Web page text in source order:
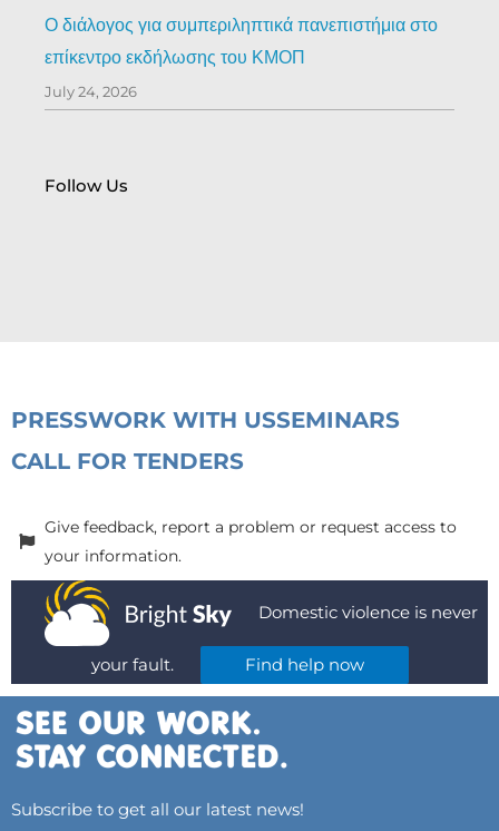
Ο διάλογος για συμπεριληπτικά πανεπιστήμια στο
επίκεντρο εκδήλωσης του ΚΜΟΠ
July 24, 2026
Follow Us
PRESSWORK WITH USSEMINARS
CALL FOR TENDERS
Give feedback, report a problem or request access to
your information.
Domestic violence is never
your fault. Find help now
Subscribe to get all our latest news!